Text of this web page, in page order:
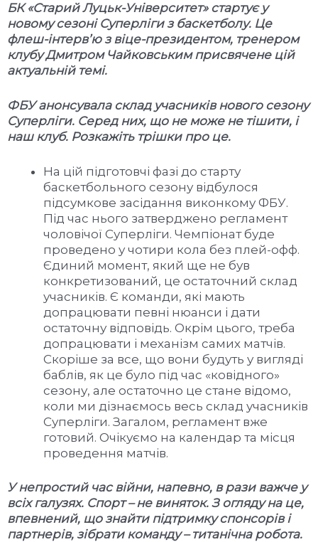
БК «Старий Луцьк-Університет» стартує у
новому сезоні Суперліги з баскетболу. Це
флеш-інтерв’ю з віце-президентом, тренером
клубу Дмитром Чайковським присвячене цій
актуальній темі.
ФБУ анонсувала склад учасників нового сезону
Суперліги. Серед них, що не може не тішити, і
наш клуб. Розкажіть трішки про це.
На цій підготовчі фазі до старту
баскетбольного сезону відбулося
підсумкове засідання виконкому ФБУ.
Під час нього затверджено регламент
чоловічої Суперліги. Чемпіонат буде
проведено у чотири кола без плей-офф.
Єдиний момент, який ще не був
конкретизований, це остаточний склад
учасників. Є команди, які мають
допрацювати певні нюанси і дати
остаточну відповідь. Окрім цього, треба
допрацювати і механізм самих матчів.
Скоріше за все, що вони будуть у вигляді
баблів, як це було під час «ковідного»
сезону, але остаточно це стане відомо,
коли ми дізнаємось весь склад учасників
Суперліги. Загалом, регламент вже
готовий. Очікуємо на календар та місця
проведення матчів.
У непростий час війни, напевно, в рази важче у
всіх галузях. Спорт – не виняток. З огляду на це,
впевнений, що знайти підтримку спонсорів і
партнерів, зібрати команду – титанічна робота.